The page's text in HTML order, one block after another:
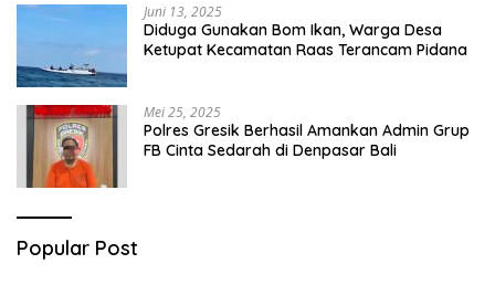
Juni 13, 2025
Diduga Gunakan Bom Ikan, Warga Desa
Ketupat Kecamatan Raas Terancam Pidana
Mei 25, 2025
Polres Gresik Berhasil Amankan Admin Grup
FB Cinta Sedarah di Denpasar Bali
Popular Post